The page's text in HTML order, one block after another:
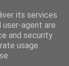
its services
user-agent are
and security
usage